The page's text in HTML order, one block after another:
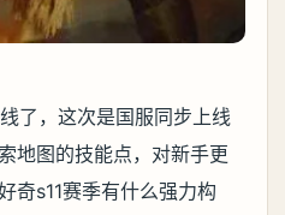
了，这次是国服同步上线
地图的技能点，对新手更
奇s11赛季有什么强力构